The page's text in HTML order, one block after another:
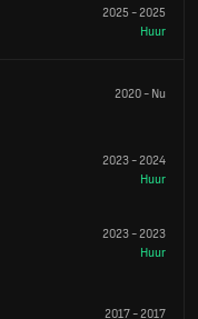
2025 -2025
Huur
2020- Nu
2023-2024
Huur
2023-2023
Huur
2017-2017